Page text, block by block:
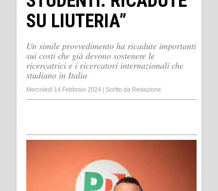
SU LIUTERIA”
Un simile provvedimento ha ricadute importanti
sui costi che già devono sostenere le
ricercatrici e i ricercatori internazionali che
studiano in Italia
Mercoledì 14 Febbraio 2024 Scritto da Redazione